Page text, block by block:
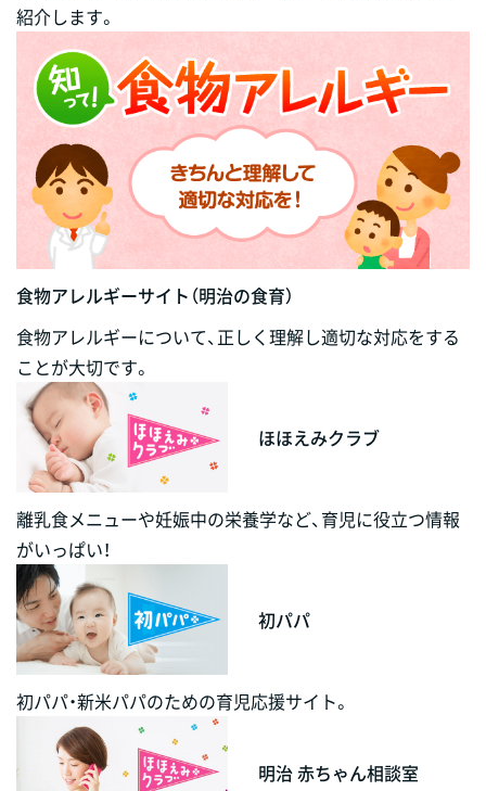
紹介します。
食物アレルギーサイト（明治の食育）
食物アレルギーについて、正しく理解し適切な対応をする
ことが大切です。
ほほえみクラブ
離乳食メニューや妊娠中の栄養学など、育児に役立つ情報
がいっぱい！
初パパ
初パパ・新米パパのための育児応援サイト。
明治 赤ちゃん相談室